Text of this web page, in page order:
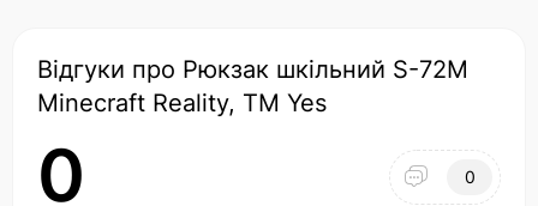
Відгуки про Рюкзак шкільний S-72M
Minecraft Reality, ТМ Yes
0 0